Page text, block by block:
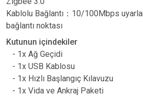
Kablolu Bağlantı ： 10/100Mbps
bağlantı noktası
Kutunun içindekiler
- 1x Ağ Geçidi
- 1x USB Kablosu
- 1x Hızlı Başlangıç ​​Kılavuzu
- 1x Vida ve Ankraj Paketi